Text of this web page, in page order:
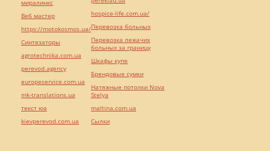
миралинкс
Веб мастер
https://motokosmos.ua/
Синтезаторы
agrotechnika.com.ua
perevod.agency
europeservice.com.ua
mk-translations.ua
текст юа
kievperevod.com.ua
hospice-life.com.ua/
Перевозка больных
Перевозка лежачих
больных за границу
Шкафы купе
Брендовые сумки
Натяжные потолки Nova
Stelya
maltina.com.ua
Cылки